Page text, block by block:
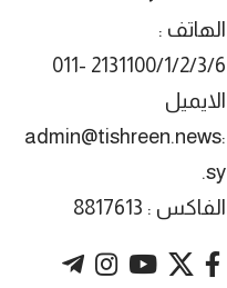
الهاتف :
2131100/1/2/3/6 -011
الايميل
:admin@tishreen.news
.sy
الفاكس : 8817613